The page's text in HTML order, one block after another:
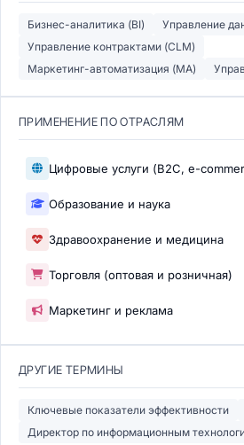
Бизнес-аналитика (BI)
Управление
Управление контрактами (CLM)
Маркетинг-автоматизация (MA)
ПРИМЕНЕНИЕ ПО ОТРАСЛЯМ
Цифровые услуги (B2C, e-
Образование и наука
Здравоохранение и медицина
Торговля (оптовая и розничная)
Маркетинг и реклама
ДРУГИЕ ТЕРМИНЫ
Ключевые показатели эффективности
Директор по информационным